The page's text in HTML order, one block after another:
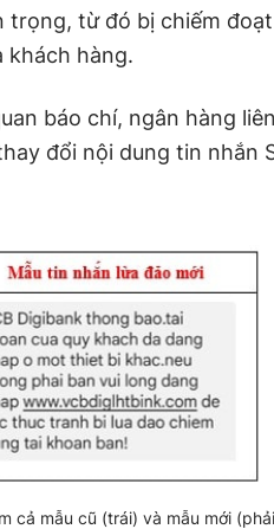
trọng, từ đó bị chiếm đoạt
khách hàng.
báo chí, ngân hàng
đổi nội dung tin nhắn
cả mẫu cũ (trái) và mẫu mới